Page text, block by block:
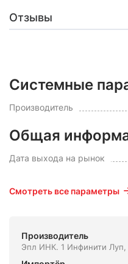
Отзывы
Системные
Производитель
Общая
Дата выхода на рынок
Смотреть все параметры
Производитель
Эпл ИНК. 1 Инфинити Луп,